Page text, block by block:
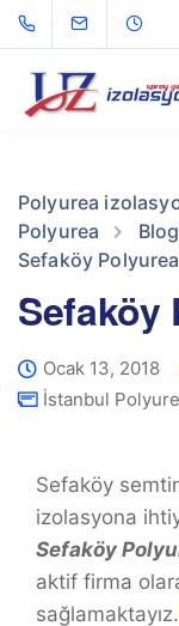
Polyurea
Polyurea
Blog
Sefaköy
Sefaköy
Ocak 13, 2018
İstanbul
Sefaköy
izolasyona
Sefaköy
aktif firma
sağlamaktayız.